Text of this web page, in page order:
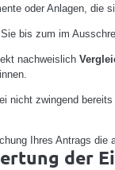
oder Anlagen, die
bis zum im
nachweislich
nicht zwingend
Ihres Antrags
der